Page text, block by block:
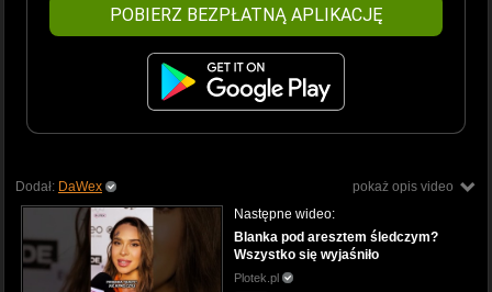
POBIERZ BEZPŁATNĄ APLIKACJĘ
pokaż opis video
Dodał: DaWex
Następne wideo:
Blanka pod aresztem śledczym?
Wszystko się wyjaśniło
Plotek.pl